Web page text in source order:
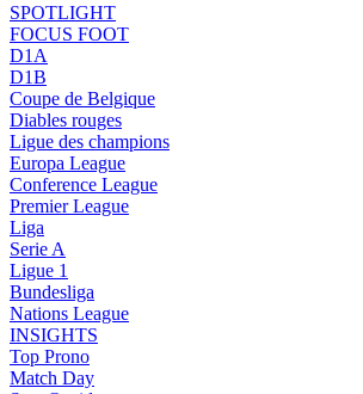
SPOTLIGHT
FOCUS FOOT
D1A
D1B
Coupe de Belgique
Diables rouges
Ligue des champions
Europa League
Conference League
Premier League
Liga
Serie A
Ligue 1
Bundesliga
Nations League
INSIGHTS
Top Prono
Match Day